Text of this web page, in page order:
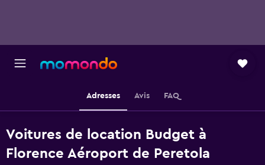
Adresses Avis FAQ
Voitures de location Budget à
Florence Aéroport de Peretola